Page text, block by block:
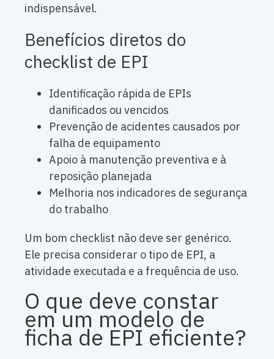
indispensável.
Benefícios diretos do
checklist de EPI
Identificação rápida de EPIs
danificados ou vencidos
Prevenção de acidentes causados por
falha de equipamento
Apoio à manutenção preventiva e à
reposição planejada
Melhoria nos indicadores de segurança
do trabalho
Um bom checklist não deve ser genérico.
Ele precisa considerar o tipo de EPI, a
atividade executada e a frequência de uso.
O que deve constar
em um modelo de
ficha de EPI eficiente?